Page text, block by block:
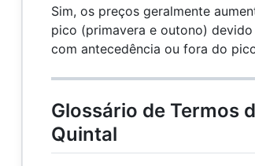
Sim, os preços geralmente
pico (primavera e outono)
com antecedência ou fora do
Glossário de Termos
Quintal